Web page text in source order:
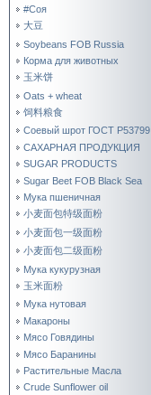
#Соя
大豆
Soybeans FOB Russia
Корма для животных
玉米饼
Oats + wheat
饲料粮食
Соевый шрот ГОСТ Р53799
САХАРНАЯ ПРОДУКЦИЯ
SUGAR PRODUCTS
Sugar Beet FOB Black Sea
Мука пшеничная
小麦面包特级面粉
小麦面包一级面粉
小麦面包二级面粉
Мука кукурузная
玉米面粉
Мука нутовая
Макароны
Мясо Говядины
Мясо Баранины
Растительные Масла
Crude Sunflower oil